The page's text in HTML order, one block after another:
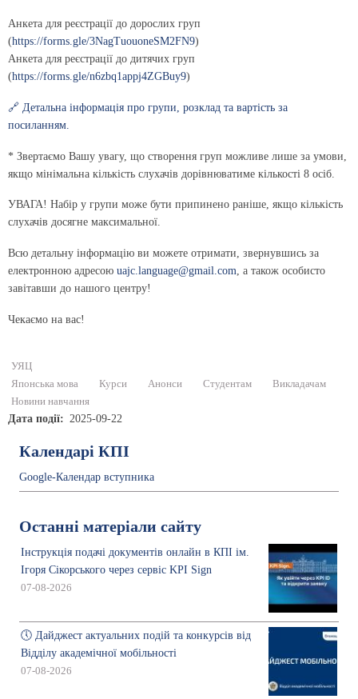
Анкета для реєстрації до дорослих груп
(https://forms.gle/3NagTuouoneSM2FN9)
Анкета для реєстрації до дитячих груп
(https://forms.gle/n6zbq1appj4ZGBuy9)
🔗 Детальна інформація про групи, розклад та вартість за
посиланням.
* Звертаємо Вашу увагу, що створення груп можливе лише за умови,
якщо мінімальна кількість слухачів дорівнюватиме кількості 8 осіб.
УВАГА! Набір у групи може бути припинено раніше, якщо кількість
слухачів досягне максимальної.
Всю детальну інформацію ви можете отримати, звернувшись за
електронною адресою uajc.language@gmail.com, а також особисто
завітавши до нашого центру!
Чекаємо на вас!
УЯЦ
Японська мова
Курси Анонси Студентам
Викладачам
Новини навчання
Дата події 2025-09-22
Календарі КПІ
Google-Календар вступника
Останні матеріали сайту
Інструкція подачі документів онлайн в КПІ ім.
Ігоря Сікорського через сервіс KPI Sign
07-08-2026
🕔 Дайджест актуальних подій та конкурсів від
Відділу академічної мобільності
07-08-2026